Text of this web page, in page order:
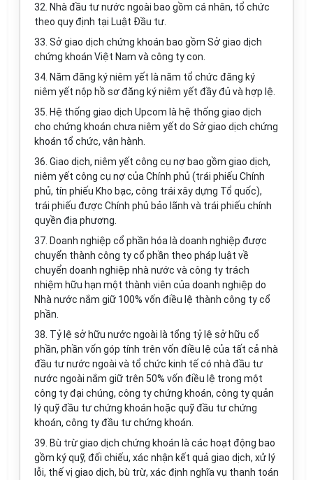
32. Nhà đầu tư nước ngoài bao gồm cá nhân, tổ chức
theo quy định tại Luật Đầu tư.
33. Sở giao dịch chứng khoán bao gồm Sở giao dịch
chứng khoán Việt Nam và công ty con.
34. Năm đăng ký niêm yết là năm tổ chức đăng ký
niêm yết nộp hồ sơ đăng ký niêm yết đầy đủ và hợp lệ.
35. Hệ thống giao dịch Upcom là hệ thống giao dịch
cho chứng khoán chưa niêm yết do Sở giao dịch chứng
khoán tổ chức, vận hành.
36. Giao dịch, niêm yết công cụ nợ bao gồm giao dịch,
niêm yết công cụ nợ của Chính phủ (trái phiếu Chính
phủ, tín phiếu Kho bạc, công trái xây dựng Tổ quốc),
trái phiếu được Chính phủ bảo lãnh và trái phiếu chính
quyền địa phương.
37. Doanh nghiệp cổ phần hóa là doanh nghiệp được
chuyển thành công ty cổ phần theo pháp luật về
chuyển doanh nghiệp nhà nước và công ty trách
nhiệm hữu hạn một thành viên của doanh nghiệp do
Nhà nước nắm giữ 100% vốn điều lệ thành công ty cổ
phần.
38. Tỷ lệ sở hữu nước ngoài là tổng tỷ lệ sở hữu cổ
phần, phần vốn góp tính trên vốn điều lệ của tất cả nhà
đầu tư nước ngoài và tổ chức kinh tế có nhà đầu tư
nước ngoài nắm giữ trên 50% vốn điều lệ trong một
công ty đại chúng, công ty chứng khoán, công ty quản
lý quỹ đầu tư chứng khoán hoặc quỹ đầu tư chứng
khoán, công ty đầu tư chứng khoán.
39. Bù trừ giao dịch chứng khoán là các hoạt động bao
gồm ký quỹ, đối chiếu, xác nhận kết quả giao dịch, xử lý
lỗi, thế vị giao dịch, bù trừ, xác định nghĩa vụ thanh toán